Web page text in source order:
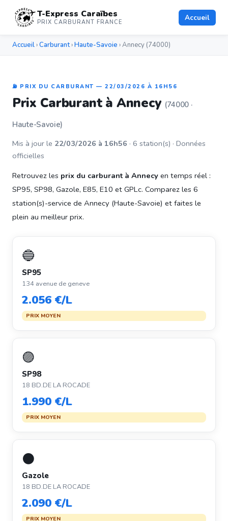
T-Express Caraïbes
PRIX CARBURANT FRANCE Accueil
Accueil ›Carburant›Haute-Savoie › Annecy (74000)
⛽ PRIX DU CARBURANT — 22/03/2026 À 16H56
Prix Carburant à Annecy (74000 ·
Haute-Savoie)
Mis à jour le 22/03/2026 à 16h56 · 6 station(s) · Données
officielles
Retrouvez les prix du carburant à Annecy en temps réel :
SP95, SP98, Gazole, E85, E10 et GPLc. Comparez les 6
station(s)-service de Annecy (Haute-Savoie) et faites le
plein au meilleur prix.
🔵
SP95
134 avenue de geneve
2.056 €/L
PRIX MOYEN
🟣
SP98
18 BD.DE LA ROCADE
1.990 €/L
PRIX MOYEN
⚫
Gazole
18 BD.DE LA ROCADE
2.090 €/L
PRIX MOYEN